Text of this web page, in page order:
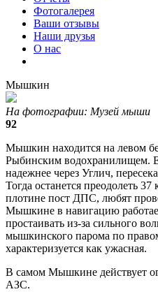
Фотогалерея
Ваши отзывы
Наши друзья
О нас
Мышкин
На фотографии: Музей мыши
92
Мышкин находится на левом
Рыбинским водохранилищем.
надежнее через Углич,
Тогда останется преодолеть
плотине пост ДПС, любят
Мышкине в навигацию
простаивать из-за сильного
мышкинского парома по
характеризуется как ужасная.
В самом Мышкине действует
АЗС.